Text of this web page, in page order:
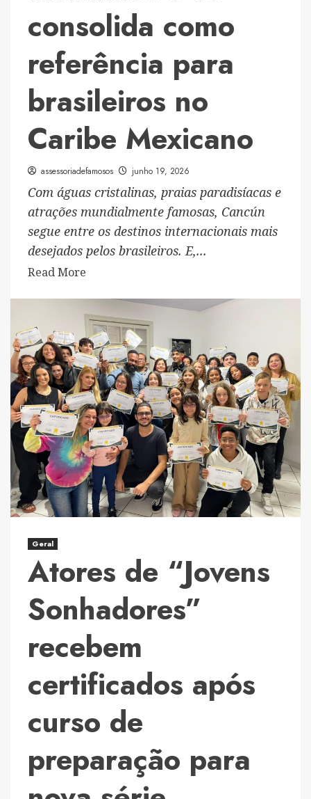
Mundo
consolida como
referência para
brasileiros no
Caribe Mexicano
assessoriadefamosos junho 19, 2026
Com águas cristalinas, praias paradisíacas e
atrações mundialmente famosas, Cancún
segue entre os destinos internacionais mais
desejados pelos brasileiros. E,...
Read More
Brasileiros
em
Cancún
ultrapassa
80
mil
turistas
atendidos
e
se
consolida
como
brasileiros
no
Caribe
Mexicano
Geral
Atores de “Jovens
Sonhadores”
recebem
certificados após
curso de
preparação para